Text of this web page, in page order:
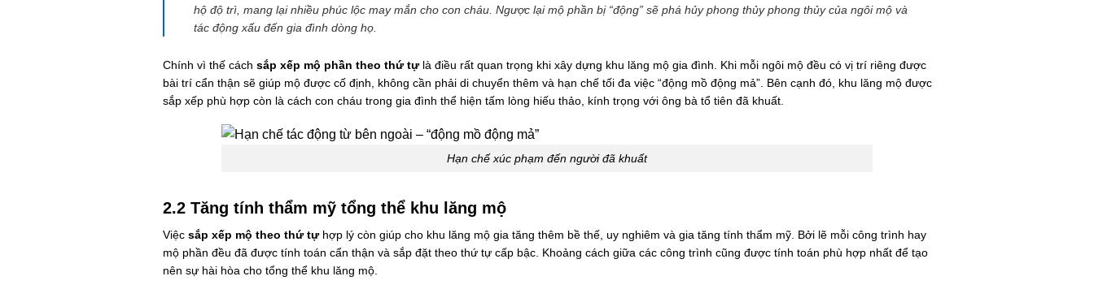
hộ độ trì, mang lại nhiều phúc lộc may mắn cho con cháu. Ngược lại mộ phần bị “động” sẽ phá hủy phong thủy phong thủy của ngôi mộ và
tác động xấu đến gia đình dòng họ.
Chính vì thế cách sắp xếp mộ phần theo thứ tựlà điều rất quan trọng khi xây dựng khu lăng mộ gia đình. Khi mỗi ngôi mộ đều có vị trí riêng được
bài trí cẩn thận sẽ giúp mộ được cố định, không cần phải di chuyển thêm và hạn chế tối đa việc “động mồ động mả”. Bên cạnh đó, khu lăng mộ được
sắp xếp phù hợp còn là cách con cháu trong gia đình thể hiện tấm lòng hiếu thảo, kính trọng với ông bà tổ tiên đã khuất.
Hạn chế xúc phạm đến người đã khuất
2.2 Tăng tính thẩm mỹ tổng thể khu lăng mộ
Việc sắp xếp mộ theo thứ tựhợp lý còn giúp cho khu lăng mộ gia tăng thêm bề thế, uy nghiêm và gia tăng tính thẩm mỹ. Bởi lẽ mỗi công trình hay
mộ phần đều đã được tính toán cẩn thận và sắp đặt theo thứ tự cấp bậc. Khoảng cách giữa các công trình cũng được tính toán phù hợp nhất để tạo
nên sự hài hòa cho tổng thể khu lăng mộ.